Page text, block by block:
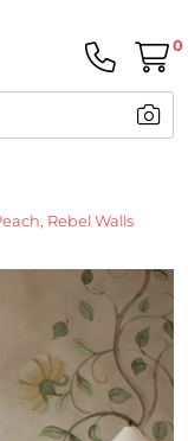
0
Rebel Walls